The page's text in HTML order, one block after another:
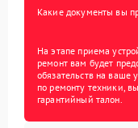
Какие документы вы
На этапе приема
ремонт вам будет
обязательств на ваше
по ремонту техники,
гарантийный талон.